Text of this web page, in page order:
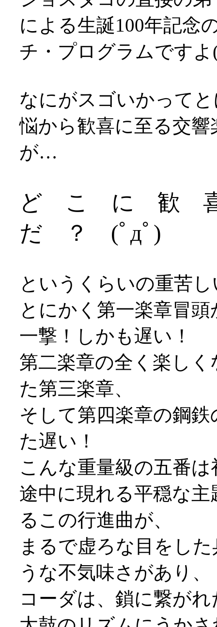
による生誕100年記念
チ・プログラムですよ
なにがスゴいかって
悩から歓喜に至る交
が…
ど こ に 歓
だ ？ (ﾟдﾟ)
というくらいの重苦
とにかく第一楽章冒
一撃！しかも遅い！
第二楽章の全く楽し
た第三楽章、
そして第四楽章の鋼
た遅い！
こんな重量級の五番
途中に現れる平穏な
るこの行進曲が、
まるで虚ろな目をし
うな不気味さがあり、
コーダは、鎖に繋が